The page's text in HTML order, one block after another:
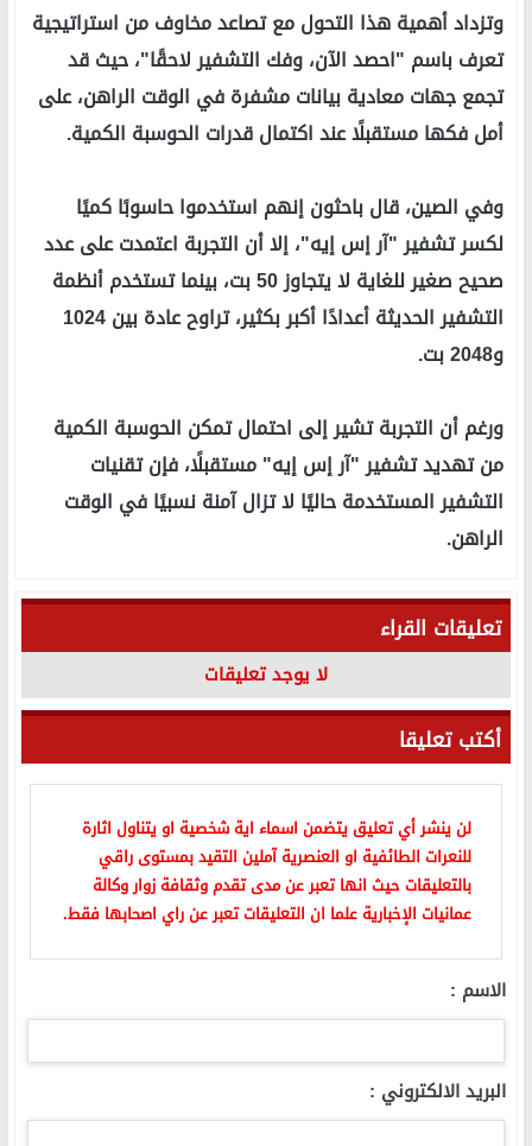
وتزداد أهمية هذا التحول مع تصاعد مخاوف من استراتيجية
تعرف باسم "احصد الآن، وفك التشفير لاحقًا"، حيث قد
تجمع جهات معادية بيانات مشفرة في الوقت الراهن، على
أمل فكها مستقبلًا عند اكتمال قدرات الحوسبة الكمية.
وفي الصين، قال باحثون إنهم استخدموا حاسوبًا كميًا
لكسر تشفير "آر إس إيه"، إلا أن التجربة اعتمدت على عدد
صحيح صغير للغاية لا يتجاوز 50 بت، بينما تستخدم أنظمة
التشفير الحديثة أعدادًا أكبر بكثير، تراوح عادة بين 1024
و2048 بت.
ورغم أن التجربة تشير إلى احتمال تمكن الحوسبة الكمية
من تهديد تشفير "آر إس إيه" مستقبلًا، فإن تقنيات
التشفير المستخدمة حاليًا لا تزال آمنة نسبيًا في الوقت
الراهن.
تعليقات القراء
لا يوجد تعليقات
أكتب تعليقا
لن ينشر أي تعليق يتضمن اسماء اية شخصية او يتناول اثارة
للنعرات الطائفية او العنصرية آملين التقيد بمستوى راقي
بالتعليقات حيث انها تعبر عن مدى تقدم وثقافة زوار وكالة
عمانيات الإخبارية علما ان التعليقات تعبر عن راي اصحابها فقط.
الاسم :
البريد الالكتروني :